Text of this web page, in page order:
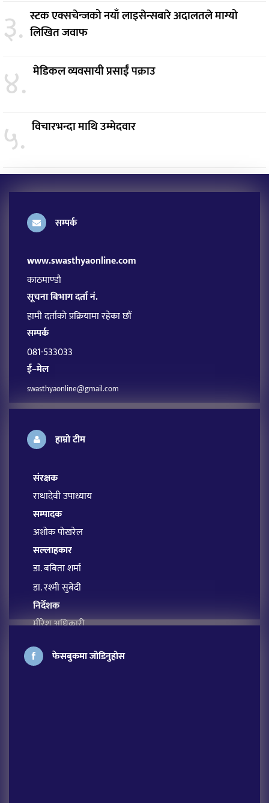
३. स्टक एक्सचेन्जको नयाँ लाइसेन्सबारे अदालतले माग्यो
लिखित जवाफ
४. मेडिकल व्यवसायी प्रसाईं पक्राउ
५. विचारभन्दा माथि उम्मेदवार
सम्पर्क
www.swasthyaonline.com
काठमाण्डौ
सूचना बिभाग दर्ता नं.
हामी दर्ताको प्रक्रियामा रहेका छौं
सम्पर्क
081-533033
ई–मेल
swasthyaonline@gmail.com
हाम्रो टीम
संरक्षक
राधादेवी उपाध्याय
सम्पादक
अशोक पोखरेल
सल्लाहकार
डा. बबिता शर्मा
डा. रश्मी सुबेदी
निर्देशक
मीरेश अधिकारी
सावित्रा आचार्य
फेसबुकमा जोडिनुहोस